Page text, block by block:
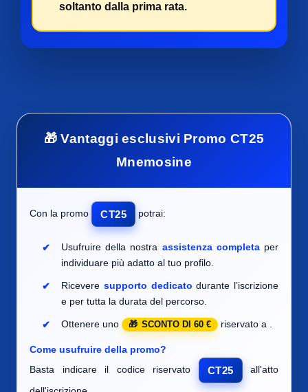
soltanto dalla prima rata.
🎁 Vantaggi esclusivi Promo CT25
Mnemosine
Con la promo CT25 potrai:
Usufruire della nostra assistenza completaper
individuare più adatto al tuo profilo.
Ricevere supporto dedicato durante l’iscrizione
e per tutta la durata del percorso.
Ottenere uno SCONTO DI 60 € riservato a
Come usufruire della promo?
Basta indicare il codice riservato
CT25
all'atto